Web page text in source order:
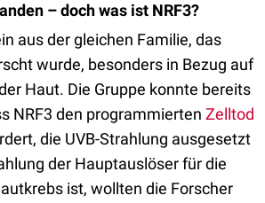
– doch was ist NRF3?
aus der gleichen Familie, das
wurde, besonders in Bezug auf
Haut. Die Gruppe konnte bereits
NRF3 den programmierten Zelltod
die UVB-Strahlung ausgesetzt
der Hauptauslöser für die
ist, wollten die Forscher